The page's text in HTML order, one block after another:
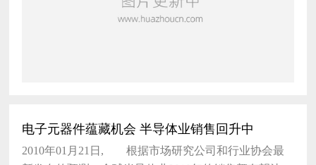
电子元器件蕴藏机会 半导体业销售回升中
2010年01月21日, 根据市场研究公司和行业协会最